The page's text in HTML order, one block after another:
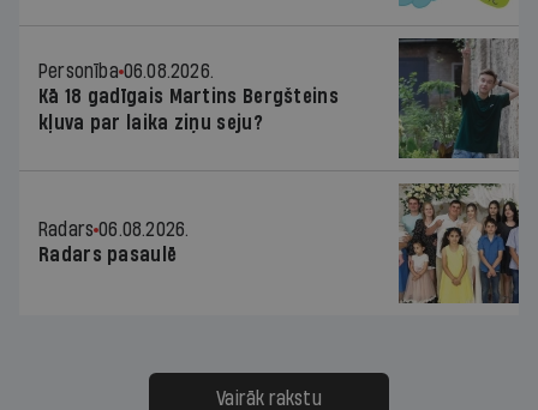
Personība 06.08.2026.
Kā 18 gadīgais Martins Bergšteins
kļuva par laika ziņu seju?
Radars 06.08.2026.
Radars pasaulē
Vairāk rakstu